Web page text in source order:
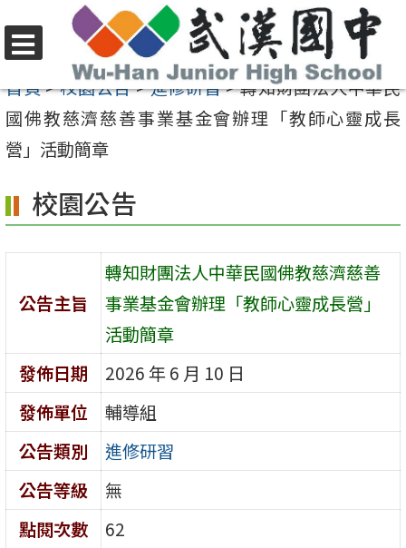
至
要
內
區
選
單
首頁>校園公告>進修研習>轉知財團法人中華民
國佛教慈濟慈善事業基金會辦理「教師心靈成長
營」活動簡章
校園公告
公告主旨
轉知財團法人中華民國佛教慈濟慈善
事業基金會辦理「教師心靈成長營」
活動簡章
發佈日期
2026 年 6 月 10 日
發佈單位
輔導組
公告類別
進修研習
公告等級
無
點閱次數
62